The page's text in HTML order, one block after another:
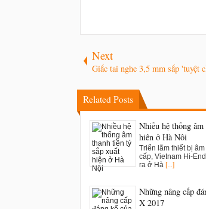
Next
Giắc tai nghe 3,5 mm sắp 'tuyệt
Related Posts
Nhiều hệ thống
hiện ở Hà Nội
Triển lãm thiết bị
cấp, Vietnam Hi-
ra ở Hà [...]
Những nâng cấp
X 2017